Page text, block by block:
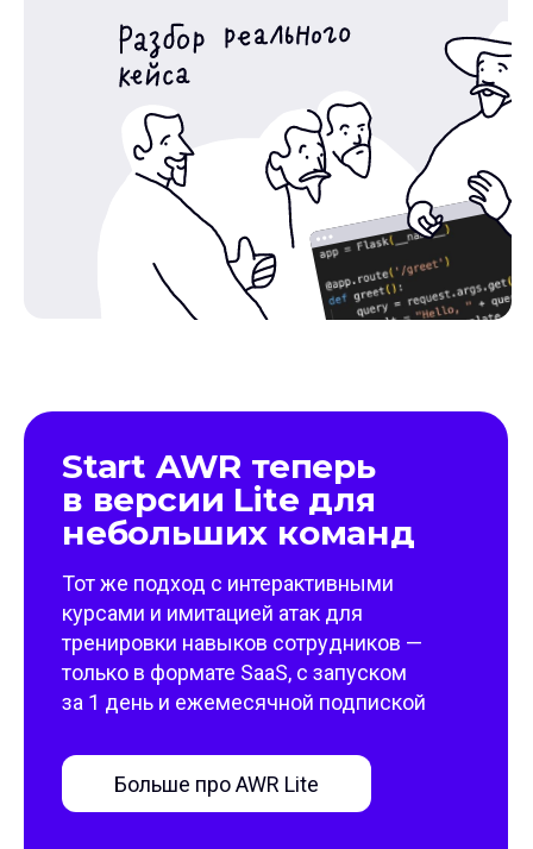
Start AWR теперь
в версии Lite для
небольших команд
Тот же подход с интерактивными
курсами и имитацией атак для
тренировки навыков сотрудников —
только в формате SaaS, с запуском
за 1 день и ежемесячной подпиской
Больше про AWR Lite